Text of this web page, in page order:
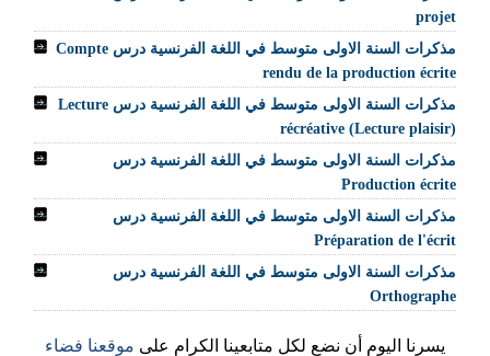
projet
مذكرات السنة الاولى متوسط في اللغة الفرنسية درس Compte
rendu de la production écrite
مذكرات السنة الاولى متوسط في اللغة الفرنسية درس Lecture
récréative (Lecture plaisir)
مذكرات السنة الاولى متوسط في اللغة الفرنسية درس
Production écrite
مذكرات السنة الاولى متوسط في اللغة الفرنسية درس
Préparation de l'écrit
مذكرات السنة الاولى متوسط في اللغة الفرنسية درس
Orthographe
يسرنا اليوم أن نضع لكل متابعينا الكرام على موقعنا فضاء